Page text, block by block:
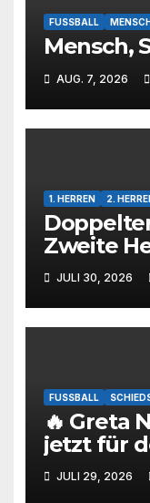
FUSSBALL
Mensch,
AUG. 7, 2026
1. HERREN 2.
Zweite
Herren
JULI 30, 2026
FUSSBALL
🔥 Greta
jetzt für
unsere
JULI 29, 2026